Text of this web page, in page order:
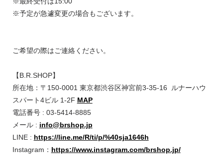
※予定が急遽変更の場合もございます。
ご希望の際はご連絡ください。
【B.R.SHOP】
所在地：〒150-0001 東京都渋谷区神宮前3-35-16 ルナーハウ
スパート4ビル 1-2F MAP⁡
電話番号 : 03-5414-8885
メール : info@brshop.jp
LINE : https://line.me/R/ti/p/%40sja1646h
Instagram： https://www.instagram.com/brshop.jp/